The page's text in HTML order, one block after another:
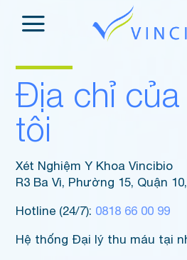
Địa chỉ
tôi
Xét Nghiệm Y Khoa Vincibio
R3 Ba Vì, Phường 15, Quận
Hotline (24/7): 0818 66 00 99
Hệ thống Đại lý thu máu tại